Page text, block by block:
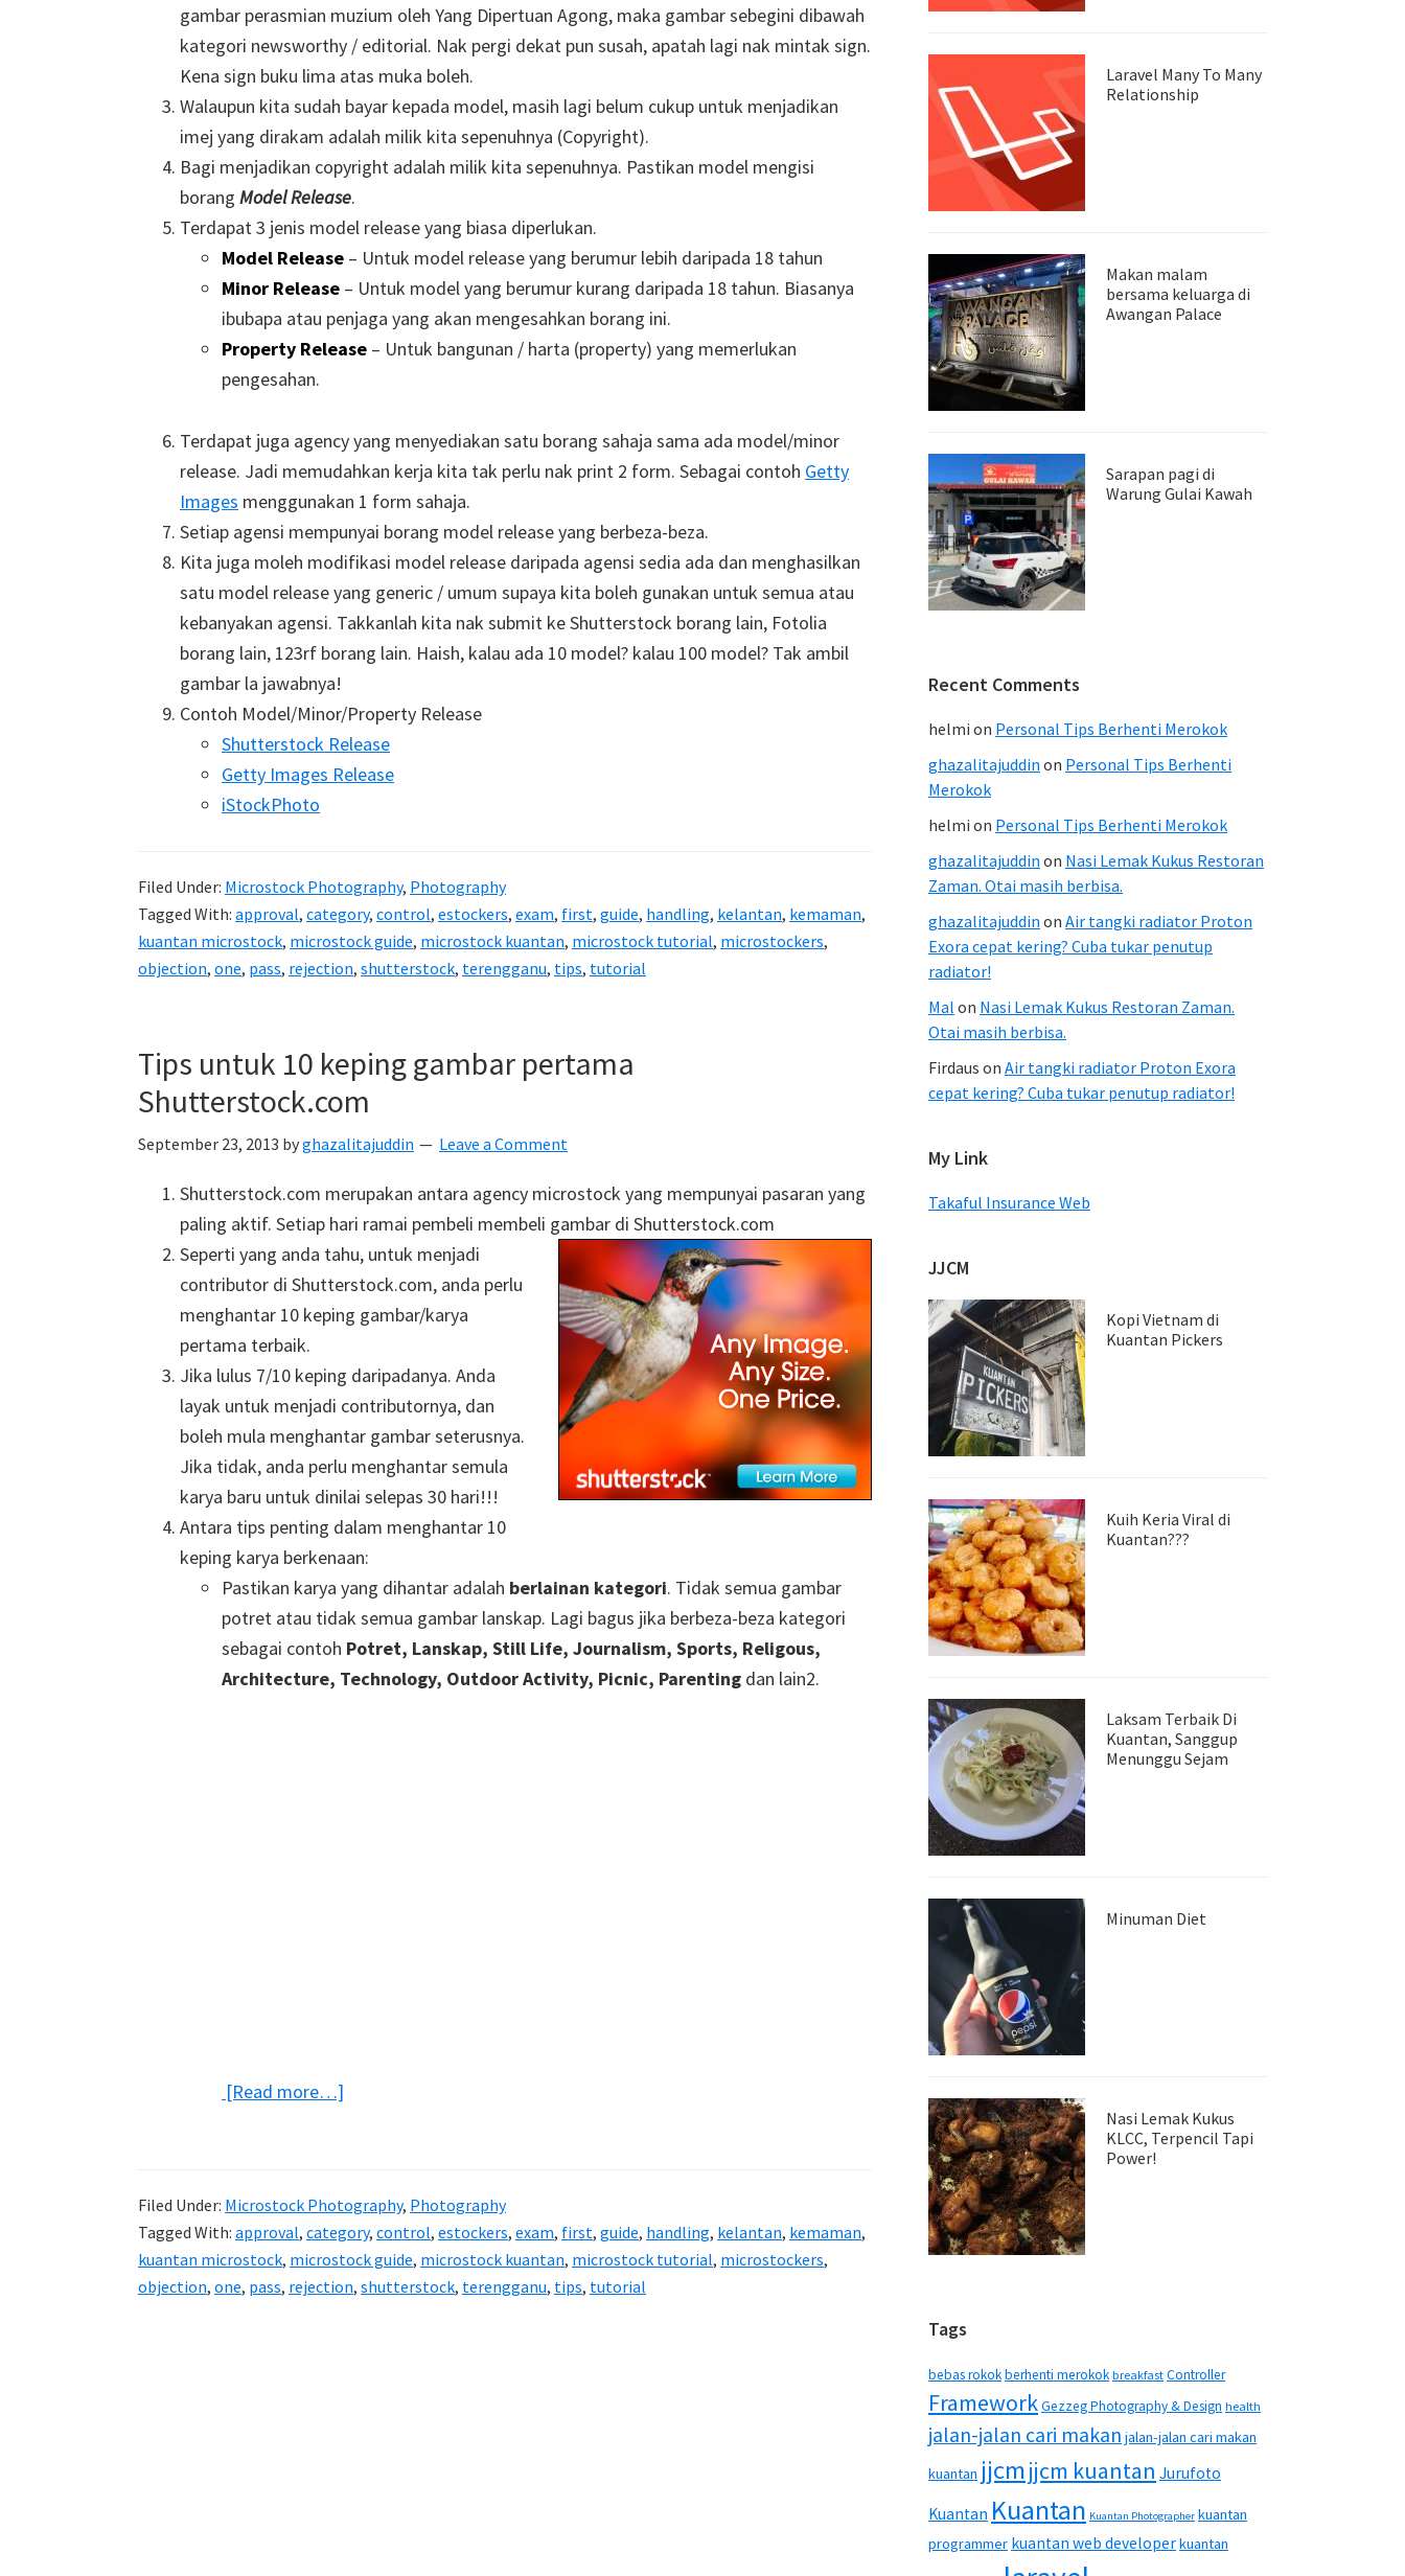
gambar perasmian muzium oleh Yang Dipertuan Agong, maka gambar sebegini dibawah
kategori newsworthy / editorial. Nak pergi dekat pun susah, apatah lagi nak mintak sign.
Kena sign buku lima atas muka boleh.
Walaupun kita sudah bayar kepada model, masih lagi belum cukup untuk menjadikan
imej yang dirakam adalah milik kita sepenuhnya (Copyright).
Bagi menjadikan copyright adalah milik kita sepenuhnya. Pastikan model mengisi
borang Model Release.
Terdapat 3 jenis model release yang biasa diperlukan.
Model Release – Untuk model release yang berumur lebih daripada 18 tahun
Minor Release – Untuk model yang berumur kurang daripada 18 tahun. Biasanya
ibubapa atau penjaga yang akan mengesahkan borang ini.
Property Release – Untuk bangunan / harta (property) yang memerlukan
pengesahan.
Terdapat juga agency yang menyediakan satu borang sahaja sama ada model/minor
release. Jadi memudahkan kerja kita tak perlu nak print 2 form. Sebagai contoh Getty
Images menggunakan 1 form sahaja.
Setiap agensi mempunyai borang model release yang berbeza-beza.
Kita juga moleh modifikasi model release daripada agensi sedia ada dan menghasilkan
satu model release yang generic / umum supaya kita boleh gunakan untuk semua atau
kebanyakan agensi. Takkanlah kita nak submit ke Shutterstock borang lain, Fotolia
borang lain, 123rf borang lain. Haish, kalau ada 10 model? kalau 100 model? Tak ambil
gambar la jawabnya!
Contoh Model/Minor/Property Release
Shutterstock Release
Getty Images Release
iStockPhoto
Filed Under: Microstock Photography, Photography
Tagged With: approval, category, control, estockers, exam, first, guide, handling, kelantan, kemaman,
kuantan microstock, microstock guide, microstock kuantan, microstock tutorial, microstockers,
objection, one, pass, rejection, shutterstock, terengganu, tips, tutorial
Tips untuk 10 keping gambar pertama
Shutterstock.com
September 23, 2013 byghazalitajuddin Leave a Comment
Shutterstock.com merupakan antara agency microstock yang mempunyai pasaran yang
paling aktif. Setiap hari ramai pembeli membeli gambar di Shutterstock.com
Seperti yang anda tahu, untuk menjadi
contributor di Shutterstock.com, anda perlu
menghantar 10 keping gambar/karya
pertama terbaik.
Jika lulus 7/10 keping daripadanya. Anda
layak untuk menjadi contributornya, dan
boleh mula menghantar gambar seterusnya.
Jika tidak, anda perlu menghantar semula
karya baru untuk dinilai selepas 30 hari!!!
Antara tips penting dalam menghantar 10
keping karya berkenaan:
Pastikan karya yang dihantar adalah berlainan kategori. Tidak semua gambar
potret atau tidak semua gambar lanskap. Lagi bagus jika berbeza-beza kategori
sebagai contoh Potret, Lanskap, Still Life, Journalism, Sports, Religous,
Architecture, Technology, Outdoor Activity, Picnic, Parenting dan lain2.
[Read more…]
keping
gambar
pertama
Shutterstock.com
Filed Under: Microstock Photography, Photography
Tagged With: approval, category, control, estockers, exam, first, guide, handling, kelantan, kemaman,
kuantan microstock, microstock guide, microstock kuantan, microstock tutorial, microstockers,
objection, one, pass, rejection, shutterstock, terengganu, tips, tutorial
Laravel Many To Many
Relationship
Makan malam
bersama keluarga di
Awangan Palace
Sarapan pagi di
Warung Gulai Kawah
Recent Comments
helmi on Personal Tips Berhenti Merokok
ghazalitajuddin on Personal Tips Berhenti
Merokok
helmi on Personal Tips Berhenti Merokok
ghazalitajuddin on Nasi Lemak Kukus Restoran
Zaman. Otai masih berbisa.
ghazalitajuddin on Air tangki radiator Proton
Exora cepat kering? Cuba tukar penutup
radiator!
Mal on Nasi Lemak Kukus Restoran Zaman.
Otai masih berbisa.
Firdaus on Air tangki radiator Proton Exora
cepat kering? Cuba tukar penutup radiator!
My Link
Takaful Insurance Web
JJCM
Kopi Vietnam di
Kuantan Pickers
Kuih Keria Viral di
Kuantan???
Laksam Terbaik Di
Kuantan, Sanggup
Menunggu Sejam
Minuman Diet
Nasi Lemak Kukus
KLCC, Terpencil Tapi
Power!
Tags
bebas rokokberhenti merokok breakfast Controller
FrameworkGezzeg Photography & Design health
jalan-jalan cari makan jalan-jalan cari makan
kuantan jjcmjjcm kuantan Jurufoto
Kuantan Kuantan Kuantan Photographer kuantan
programmer kuantan web developerkuantan